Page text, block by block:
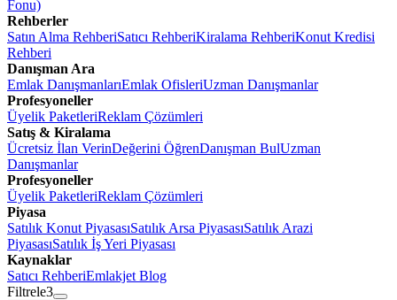
Fonu)
Rehberler
Satın Alma RehberiSatıcı RehberiKiralama RehberiKonut Kredisi
Rehberi
Danışman Ara
Emlak DanışmanlarıEmlak OfisleriUzman Danışmanlar
Profesyoneller
Üyelik PaketleriReklam Çözümleri
Satış & Kiralama
Ücretsiz İlan VerinDeğerini ÖğrenDanışman BulUzman
Danışmanlar
Profesyoneller
Üyelik PaketleriReklam Çözümleri
Piyasa
Satılık Konut PiyasasıSatılık Arsa PiyasasıSatılık Arazi
PiyasasıSatılık İş Yeri Piyasası
Kaynaklar
Satıcı RehberiEmlakjet Blog
Filtrele3